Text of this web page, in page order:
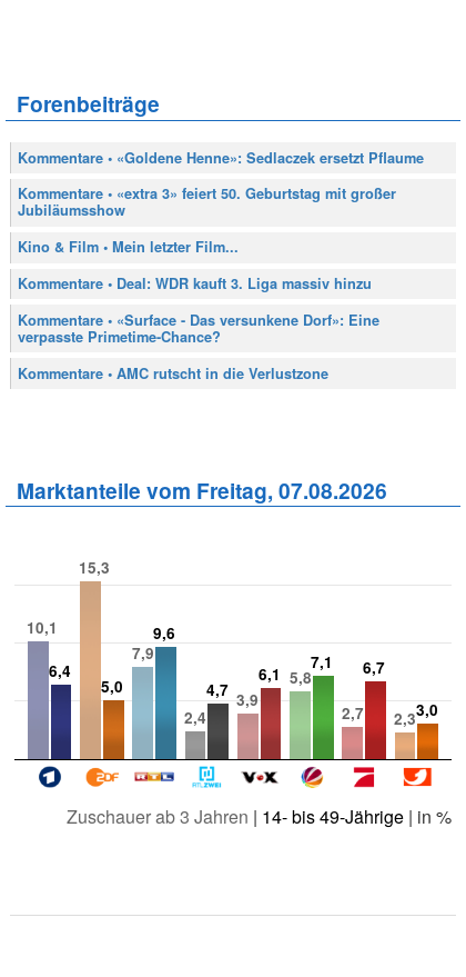
Forenbeiträge
Kommentare • «Goldene Henne»: Sedlaczek ersetzt Pflaume
Kommentare • «extra 3» feiert 50. Geburtstag mit großer
Jubiläumsshow
Kino & Film • Mein letzter Film...
Kommentare • Deal: WDR kauft 3. Liga massiv hinzu
Kommentare • «Surface - Das versunkene Dorf»: Eine
verpasste Primetime-Chance?
Kommentare • AMC rutscht in die Verlustzone
Marktanteile vom Freitag, 07.08.2026
10,1
15,3
7,9
2,4
3,9
5,8
2,7
2,3
6,4
5,0
9,6
4,7
6,1
7,1 6,7
3,0
Zuschauer ab 3 Jahren | 14- bis 49-Jährige| in %